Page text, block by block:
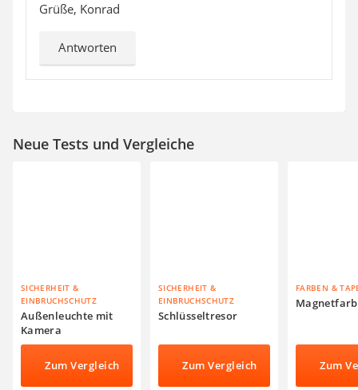
Grüße, Konrad
Antworten
Neue Tests und Vergleiche
SICHERHEIT &
EINBRUCHSCHUTZ
Außenleuchte mit
Kamera
Zum Vergleich
SICHERHEIT &
EINBRUCHSCHUTZ
Schlüsseltresor
Zum Vergleich
FARBEN &
Zum